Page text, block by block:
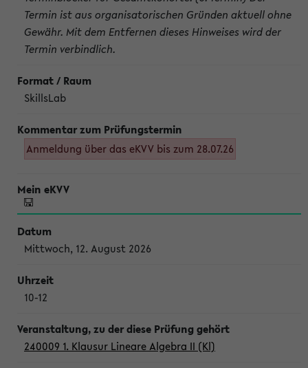
Termin ist aus organisatorischen Gründen aktuell ohne
Gewähr. Mit dem Entfernen dieses Hinweises wird der
Termin verbindlich.
SkillsLab
Anmeldung über das eKVV bis zum 28.07.26
Mittwoch, 12. August 2026
10-12
240009 1. Klausur Lineare Algebra II (Kl)